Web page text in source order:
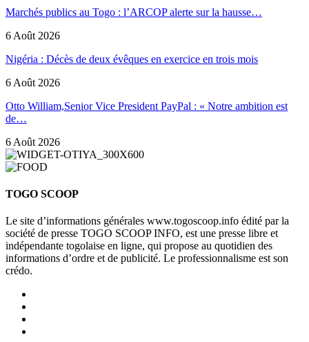
Marchés publics au Togo : l’ARCOP alerte sur la hausse…
6 Août 2026
Nigéria : Décès de deux évêques en exercice en trois mois
6 Août 2026
Otto William,Senior Vice President PayPal : « Notre ambition est
de…
6 Août 2026
TOGO SCOOP
Le site d’informations générales www.togoscoop.info édité par la
société de presse TOGO SCOOP INFO, est une presse libre et
indépendante togolaise en ligne, qui propose au quotidien des
informations d’ordre et de publicité. Le professionnalisme est son
crédo.